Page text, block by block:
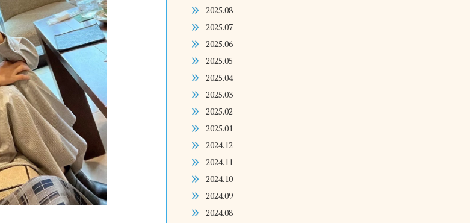
2025.08
2025.07
2025.06
2025.05
2025.04
2025.03
2025.02
2025.01
2024.12
2024.11
2024.10
2024.09
2024.08